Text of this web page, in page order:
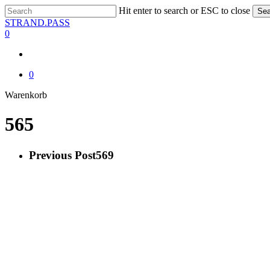
Skip
to
main
Hit enter to search or ESC to close
Close
Search
STRAND.PASS
0
0
WarenkorbClose
565
Previous Post569